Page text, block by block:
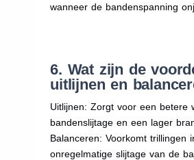
wanneer de bandenspanning
6. Wat zijn de
uitlijnen en
Uitlijnen: Zorgt voor een betere
bandenslijtage en een lager
Balanceren: Voorkomt trillingen
onregelmatige slijtage van de